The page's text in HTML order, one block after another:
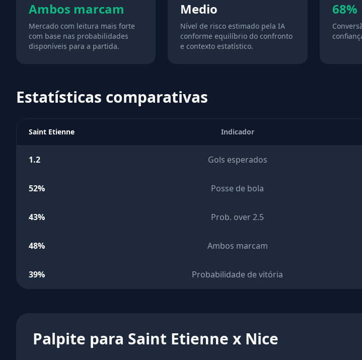
Ambos marcam
Mercado com leitura mais forte
com base nas probabilidades
disponíveis para a partida.
Medio
Nível de risco estimado pela IA
conforme equilíbrio do confronto
e contexto estatístico.
68%
Estatísticas comparativas
Saint Etienne Indicador
1.2 Gols esperados
52% Posse de bola
43% Prob. over 2.5
48% Ambos marcam
39% Probabilidade de vitória
Palpite para Saint Etienne x Nice